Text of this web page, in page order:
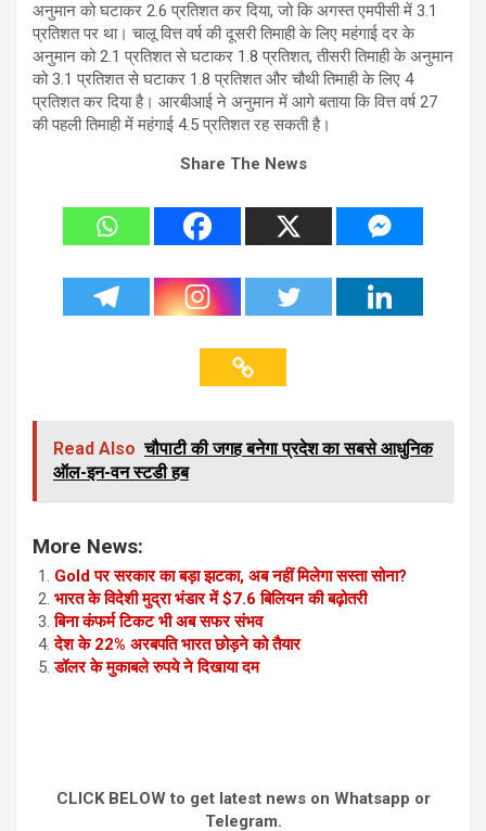
अनुमान को घटाकर 2.6 प्रतिशत कर दिया, जो कि अगस्त एमपीसी में 3.1
प्रतिशत पर था। चालू वित्त वर्ष की दूसरी तिमाही के लिए महंगाई दर के
अनुमान को 2.1 प्रतिशत से घटाकर 1.8 प्रतिशत, तीसरी तिमाही के अनुमान
को 3.1 प्रतिशत से घटाकर 1.8 प्रतिशत और चौथी तिमाही के लिए 4
प्रतिशत कर दिया है। आरबीआई ने अनुमान में आगे बताया कि वित्त वर्ष 27
की पहली तिमाही में महंगाई 4.5 प्रतिशत रह सकती है।
Share The News
Read Also चौपाटी की जगह बनेगा प्रदेश का सबसे आधुनिक
ऑल-इन-वन स्टडी हब
More News:
Gold पर सरकार का बड़ा झटका, अब नहीं मिलेगा सस्ता सोना?
भारत के विदेशी मुद्रा भंडार में $7.6 बिलियन की बढ़ोतरी
बिना कंफर्म टिकट भी अब सफर संभव
देश के 22% अरबपति भारत छोड़ने को तैयार
डॉलर के मुकाबले रुपये ने दिखाया दम
CLICK BELOW to get latest news on Whatsapp or
Telegram.